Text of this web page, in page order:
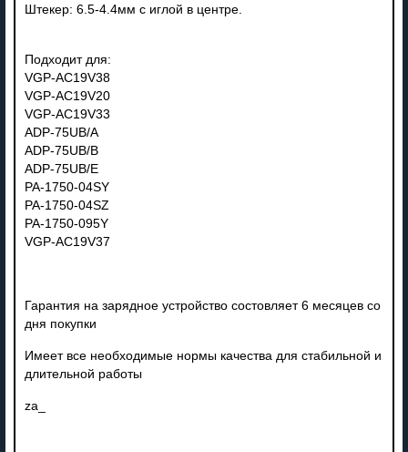
Штекер: 6.5-4.4мм с иглой в центре.
Подходит для:
VGP-AC19V38
VGP-AC19V20
VGP-AC19V33
ADP-75UB/A
ADP-75UB/B
ADP-75UB/E
PA-1750-04SY
PA-1750-04SZ
PA-1750-095Y
VGP-AC19V37
Гарантия на зарядное устройство состовляет 6 месяцев со
дня покупки
Имеет все необходимые нормы качества для стабильной и
длительной работы
za_